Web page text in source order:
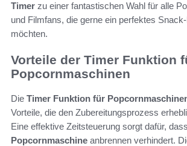
Timer zu einer fantastischen Wahl für alle
und Filmfans, die gerne ein perfektes
möchten.
Vorteile der Timer Funktion
Popcornmaschinen
Die Timer Funktion für
Vorteile, die den Zubereitungsprozess
Eine effektive Zeitsteuerung sorgt dafür,
Popcornmaschine anbrennen verhindert.